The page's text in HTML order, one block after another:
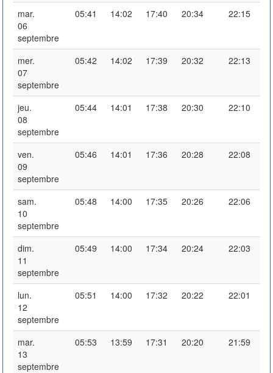
mar.
06
septembre
05:41 14:02 17:40 20:34 22:15
mer.
07
septembre
05:42 14:02 17:39 20:32 22:13
jeu.
08
septembre
05:44 14:01 17:38 20:30 22:10
ven.
09
septembre
05:46 14:01 17:36 20:28 22:08
sam.
10
septembre
05:48 14:00 17:35 20:26 22:06
dim.
11
septembre
05:49 14:00 17:34 20:24 22:03
lun.
12
septembre
05:51 14:00 17:32 20:22 22:01
mar.
13
septembre
05:53 13:59 17:31 20:20 21:59